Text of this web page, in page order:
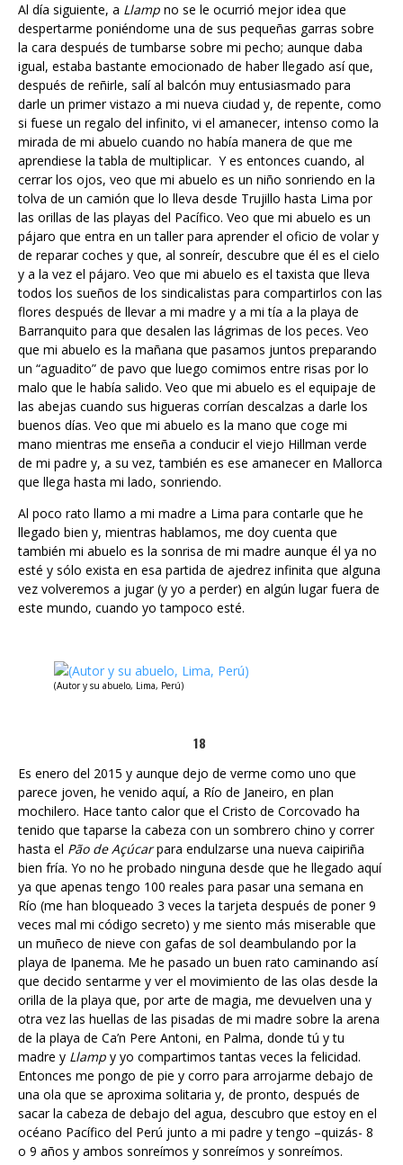
Al día siguiente, a Llamp no se le ocurrió mejor idea que
despertarme poniéndome una de sus pequeñas garras sobre
la cara después de tumbarse sobre mi pecho; aunque daba
igual, estaba bastante emocionado de haber llegado así que,
después de reñirle, salí al balcón muy entusiasmado para
darle un primer vistazo a mi nueva ciudad y, de repente, como
si fuese un regalo del infinito, vi el amanecer, intenso como la
mirada de mi abuelo cuando no había manera de que me
aprendiese la tabla de multiplicar. Y es entonces cuando, al
cerrar los ojos, veo que mi abuelo es un niño sonriendo en la
tolva de un camión que lo lleva desde Trujillo hasta Lima por
las orillas de las playas del Pacífico. Veo que mi abuelo es un
pájaro que entra en un taller para aprender el oficio de volar y
de reparar coches y que, al sonreír, descubre que él es el cielo
y a la vez el pájaro. Veo que mi abuelo es el taxista que lleva
todos los sueños de los sindicalistas para compartirlos con las
flores después de llevar a mi madre y a mi tía a la playa de
Barranquito para que desalen las lágrimas de los peces. Veo
que mi abuelo es la mañana que pasamos juntos preparando
un “aguadito” de pavo que luego comimos entre risas por lo
malo que le había salido. Veo que mi abuelo es el equipaje de
las abejas cuando sus higueras corrían descalzas a darle los
buenos días. Veo que mi abuelo es la mano que coge mi
mano mientras me enseña a conducir el viejo Hillman verde
de mi padre y, a su vez, también es ese amanecer en Mallorca
que llega hasta mi lado, sonriendo.
Al poco rato llamo a mi madre a Lima para contarle que he
llegado bien y, mientras hablamos, me doy cuenta que
también mi abuelo es la sonrisa de mi madre aunque él ya no
esté y sólo exista en esa partida de ajedrez infinita que alguna
vez volveremos a jugar (y yo a perder) en algún lugar fuera de
este mundo, cuando yo tampoco esté.
(Autor y su abuelo, Lima, Perú)
18
Es enero del 2015 y aunque dejo de verme como uno que
parece joven, he venido aquí, a Río de Janeiro, en plan
mochilero. Hace tanto calor que el Cristo de Corcovado ha
tenido que taparse la cabeza con un sombrero chino y correr
hasta el Pão de Açúcarpara endulzarse una nueva caipiriña
bien fría. Yo no he probado ninguna desde que he llegado aquí
ya que apenas tengo 100 reales para pasar una semana en
Río (me han bloqueado 3 veces la tarjeta después de poner 9
veces mal mi código secreto) y me siento más miserable que
un muñeco de nieve con gafas de sol deambulando por la
playa de Ipanema. Me he pasado un buen rato caminando así
que decido sentarme y ver el movimiento de las olas desde la
orilla de la playa que, por arte de magia, me devuelven una y
otra vez las huellas de las pisadas de mi madre sobre la arena
de la playa de Ca’n Pere Antoni, en Palma, donde tú y tu
madre y Llamp y yo compartimos tantas veces la felicidad.
Entonces me pongo de pie y corro para arrojarme debajo de
una ola que se aproxima solitaria y, de pronto, después de
sacar la cabeza de debajo del agua, descubro que estoy en el
océano Pacífico del Perú junto a mi padre y tengo –quizás- 8
o 9 años y ambos sonreímos y sonreímos y sonreímos.